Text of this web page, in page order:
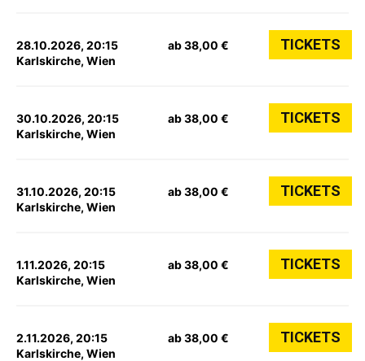
28.10.2026, 20:15
Karlskirche, Wien
ab 38,00 € TICKETS
30.10.2026, 20:15
Karlskirche, Wien
ab 38,00 € TICKETS
31.10.2026, 20:15
Karlskirche, Wien
ab 38,00 € TICKETS
1.11.2026, 20:15
Karlskirche, Wien
ab 38,00 € TICKETS
2.11.2026, 20:15
Karlskirche, Wien
ab 38,00 € TICKETS